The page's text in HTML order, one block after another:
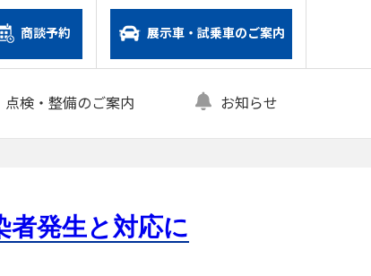
商談予約 展示車・試乗車のご案内
点検・整備のご案内 お知らせ
者発生と対応に